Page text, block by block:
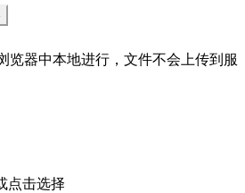
览器中本地进行，文件不会上传到服
点击选择